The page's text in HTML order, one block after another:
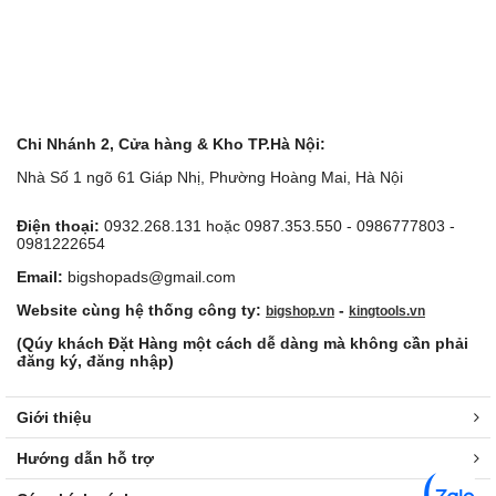
Chi Nhánh 2, Cửa hàng & Kho TP.Hà Nội:
Nhà Số 1 ngõ 61 Giáp Nhị, Phường Hoàng Mai, Hà Nội
Điện thoại: 0932.268.131 hoặc 0987.353.550 - 0986777803 -
0981222654
Email: bigshopads@gmail.com
Website cùng hệ thống công ty: bigshop.vn - kingtools.vn
(Qúy khách Đặt Hàng một cách dễ dàng mà không cần phải
đăng ký, đăng nhập)
Giới thiệu
Hướng dẫn hỗ trợ